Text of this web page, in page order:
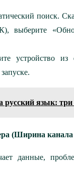
поиск.
выберите
устройство из
язык: три
(Ширина
данные,